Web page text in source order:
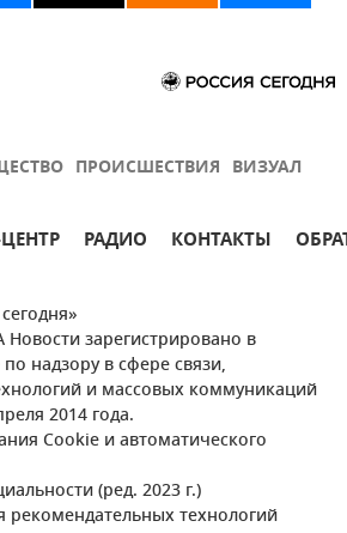
ПРОИСШЕСТВИЯ ВИЗУАЛ
РАДИО КОНТАКТЫ
зарегистрировано в
надзору в сфере связи,
и массовых коммуникаций
2014 года.
Cookie и автоматического
(ред. 2023 г.)
технологий